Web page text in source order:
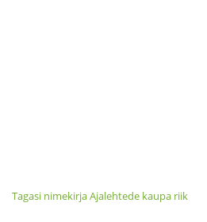
Tagasi nimekirja Ajalehtede kaupa riik